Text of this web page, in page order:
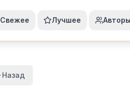
Свежее Лучшее Авторы
Назад